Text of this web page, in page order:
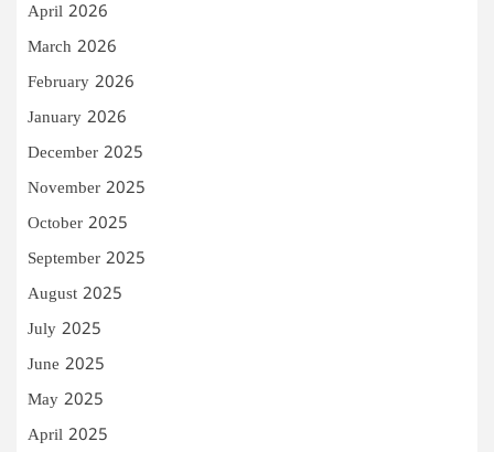
April 2026
March 2026
February 2026
January 2026
December 2025
November 2025
October 2025
September 2025
August 2025
July 2025
June 2025
May 2025
April 2025